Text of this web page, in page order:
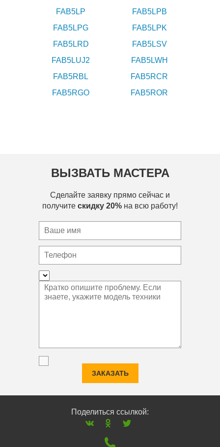
FAB5LP
FAB5LPB
FAB5LPG
FAB5LPK
FAB5LRD
FAB5LSV
FAB5LUJ2
FAB5LWH
FAB5RBL
FAB5RCR
FAB5RGO
FAB5ROR
ВЫЗВАТЬ МАСТЕРА
Сделайте заявку прямо сейчас и
получите скидку 20% на всю работу!
ЗАКАЗАТЬ
Поделиться ссылкой: